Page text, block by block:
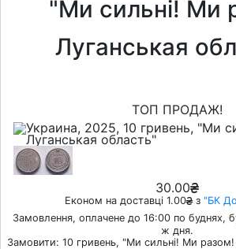
"Ми сильні! Ми
Луганськая
ТОП ПРОДАЖ!
30.00
Економ на доставці 1.00 з "БК
Замовлення, оплачене до 16:00 по буднях,
ж дня.
Замовити: 10 гривень, "Ми сильні! Ми разом!